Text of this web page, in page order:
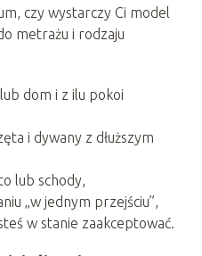
czy wystarczy Ci model
metrażu i rodzaju
dom i z ilu pokoi
i dywany z dłuższym
lub schody,
„w jednym przejściu”,
w stanie zaakceptować.